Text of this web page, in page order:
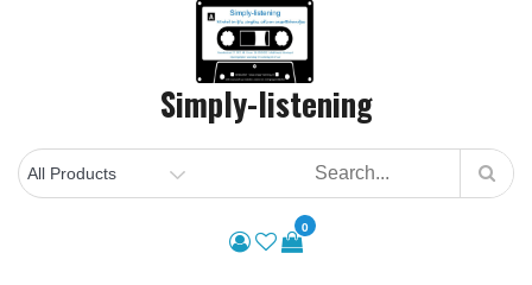
Simply-listening
0